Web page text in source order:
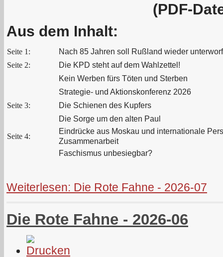
(PDF-
Aus dem Inhalt:
Seite 1:
Nach 85 Jahren soll Rußland wieder
Seite 2:
Die KPD steht auf dem Wahlzettel!
Kein Werben fürs Töten und Sterben
Strategie- und Aktionskonferenz 2026
Seite 3:
Die Schienen des Kupfers
Die Sorge um den alten Paul
Seite 4:
Eindrücke aus Moskau und internationale
Zusammenarbeit
Faschismus unbesiegbar?
Weiterlesen: Die Rote Fahne - 2026-07
Die Rote Fahne - 2026-06